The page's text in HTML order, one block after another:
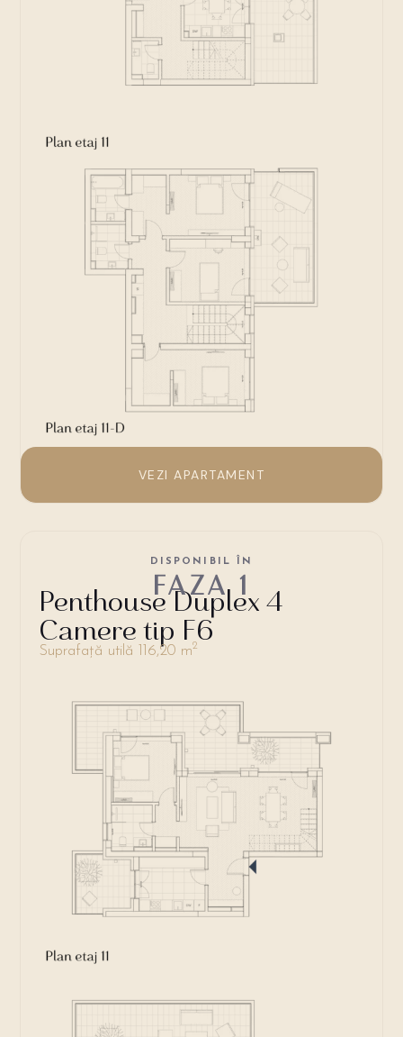
VEZI APARTAMENT
Penthouse Duplex 4
Camere tip F6
Suprafață utilă 116,20 m2
DISPONIBIL ÎN
FAZA 1